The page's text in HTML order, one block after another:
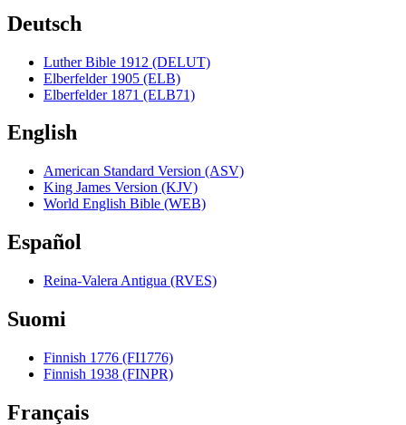
Deutsch
Luther Bible 1912 (DELUT)
Elberfelder 1905 (ELB)
Elberfelder 1871 (ELB71)
English
American Standard Version (ASV)
King James Version (KJV)
World English Bible (WEB)
Español
Reina-Valera Antigua (RVES)
Suomi
Finnish 1776 (FI1776)
Finnish 1938 (FINPR)
Français